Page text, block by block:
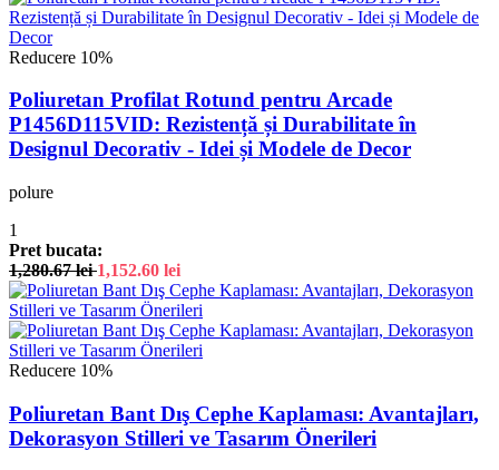
Reducere 10%
Poliuretan Profilat Rotund pentru Arcade
P1456D115VID: Rezistență și Durabilitate în
Designul Decorativ - Idei și Modele de Decor
polure
1
Pret bucata:
1,280.67lei 1,152.60 lei
Reducere 10%
Poliuretan Bant Dış Cephe Kaplaması: Avantajları,
Dekorasyon Stilleri ve Tasarım Önerileri